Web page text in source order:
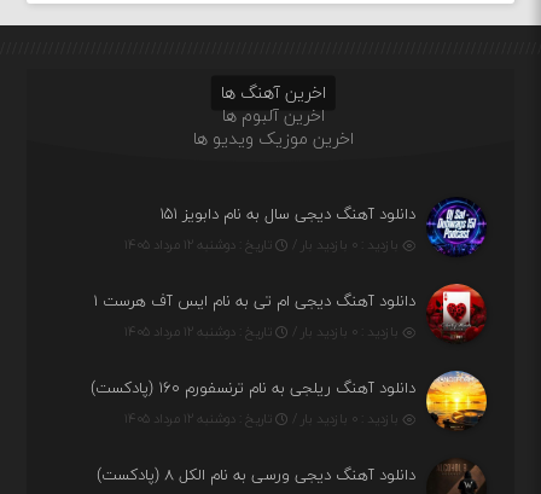
اخرین آهنگ ها
اخرین آلبوم ها
اخرین موزیک ویدیو ها
دانلود آهنگ دیجی سال به نام دابویز ۱۵۱
بازدید : ۰ بازدید بار / تاریخ : دوشنبه ۱۲ مرداد ۱۴۰۵
دانلود آهنگ دیجی ام تی به نام ایس آف هرست ۱
بازدید : ۰ بازدید بار / تاریخ : دوشنبه ۱۲ مرداد ۱۴۰۵
دانلود آهنگ ریلجی به نام ترنسفورم ۱۶۰ (پادکست)
بازدید : ۰ بازدید بار / تاریخ : دوشنبه ۱۲ مرداد ۱۴۰۵
دانلود آهنگ دیجی ورسی به نام الکل ۸ (پادکست)